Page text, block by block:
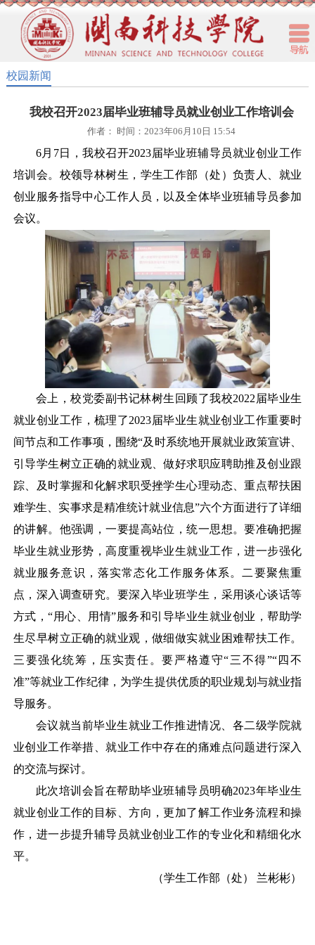
校园新闻
我校召开2023届毕业班辅导员就业创业工作培训会
作者： 时间：2023年06月10日 15:54
6月7日，我校召开2023届毕业班辅导员就业创业工作
培训会。校领导林树生，学生工作部（处）负责人、就业
创业服务指导中心工作人员，以及全体毕业班辅导员参加
会议。
会上，校党委副书记林树生回顾了我校2022届毕业生
就业创业工作，梳理了2023届毕业生就业创业工作重要时
间节点和工作事项，围绕“及时系统地开展就业政策宣讲、
引导学生树立正确的就业观、做好求职应聘助推及创业跟
踪、及时掌握和化解求职受挫学生心理动态、重点帮扶困
难学生、实事求是精准统计就业信息”六个方面进行了详细
的讲解。他强调，一要提高站位，统一思想。要准确把握
毕业生就业形势，高度重视毕业生就业工作，进一步强化
就业服务意识，落实常态化工作服务体系。二要聚焦重
点，深入调查研究。要深入毕业班学生，采用谈心谈话等
方式，“用心、用情”服务和引导毕业生就业创业，帮助学
生尽早树立正确的就业观，做细做实就业困难帮扶工作。
三要强化统筹，压实责任。要严格遵守“三不得”“四不
准”等就业工作纪律，为学生提供优质的职业规划与就业指
导服务。
会议就当前毕业生就业工作推进情况、各二级学院就
业创业工作举措、就业工作中存在的痛难点问题进行深入
的交流与探讨。
此次培训会旨在帮助毕业班辅导员明确2023年毕业生
就业创业工作的目标、方向，更加了解工作业务流程和操
作，进一步提升辅导员就业创业工作的专业化和精细化水
平。
（学生工作部（处） 兰彬彬）